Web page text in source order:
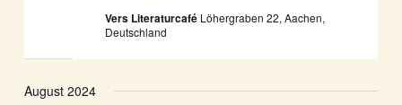
Vers Literaturcafé Löhergraben 22, Aachen,
Deutschland
August 2024